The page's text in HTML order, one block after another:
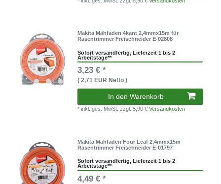
Makita Mähfaden 4kant 2,4mmx15m für
Rasentrimmer Freischneider E-02808
Sofort versandfertig, Lieferzeit 1 bis 2
Arbeitstage**
3,23 € *
( 2,71 EUR Netto )
In den Warenkorb
* inkl. ges. MwSt.zzgl. 5,90 €Versandkosten
Makita Mähfaden Four Leaf 2,4mmx15m
Rasentrimmer Freischneider E-01797
Sofort versandfertig, Lieferzeit 1 bis 2
Arbeitstage**
4,49 € *